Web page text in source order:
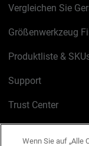
Vergleichen Sie
Größenwerkzeug
Produktliste &
Support
Trust Center
Wenn Sie auf „Alle